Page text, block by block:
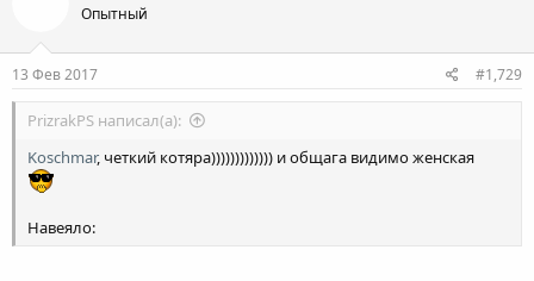
Опытный
13 Фев 2017 #1,729
PrizrakPS написал(а):
Koschmar, четкий котяра))))))))))))) и общага видимо женская
Навеяло: